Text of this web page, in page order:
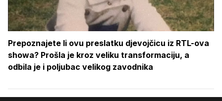
Prepoznajete li ovu preslatku djevojčicu iz RTL-ova
showa? Prošla je kroz veliku transformaciju, a
odbila je i poljubac velikog zavodnika